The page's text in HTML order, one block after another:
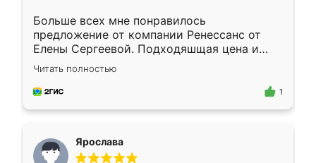
Больше всех мне понравилось
предложение от компании Ренессанс от
Елены Сергеевой. Подходяшщая цена и
короткие сроки изготовления. Приехавший
для замера сотрудник Владислав
предложил по моему эскизу самый
Читать полностью
1
Ярослава